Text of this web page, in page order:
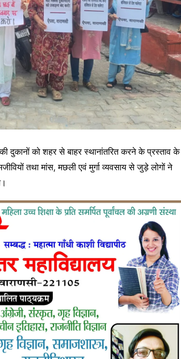
की दुकानों को शहर से बाहर स्थानांतरित करने के प्रस्ताव के
तथा मांस, मछली एवं मुर्गा व्यवसाय से जुड़े लोगों ने